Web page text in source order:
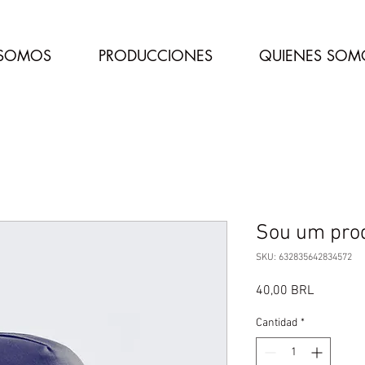
PRODUCCIONES QUIENES
Sou um
SKU: 632835642834572
40,00 BRLPrecio
Cantidad *